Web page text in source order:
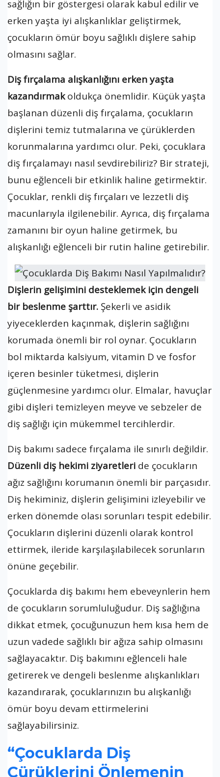
sağlığın bir göstergesi olarak kabul edilir ve
erken yaşta iyi alışkanlıklar geliştirmek,
çocukların ömür boyu sağlıklı dişlere sahip
olmasını sağlar.
Diş fırçalama alışkanlığını erken yaşta
kazandırmakoldukça önemlidir. Küçük yaşta
başlanan düzenli diş fırçalama, çocukların
dişlerini temiz tutmalarına ve çürüklerden
korunmalarına yardımcı olur. Peki, çocuklara
diş fırçalamayı nasıl sevdirebiliriz? Bir strateji,
bunu eğlenceli bir etkinlik haline getirmektir.
Çocuklar, renkli diş fırçaları ve lezzetli diş
macunlarıyla ilgilenebilir. Ayrıca, diş fırçalama
zamanını bir oyun haline getirmek, bu
alışkanlığı eğlenceli bir rutin haline getirebilir.
Dişlerin gelişimini desteklemek için dengeli
bir beslenme şarttır. Şekerli ve asidik
yiyeceklerden kaçınmak, dişlerin sağlığını
korumada önemli bir rol oynar. Çocukların
bol miktarda kalsiyum, vitamin D ve fosfor
içeren besinler tüketmesi, dişlerin
güçlenmesine yardımcı olur. Elmalar, havuçlar
gibi dişleri temizleyen meyve ve sebzeler de
diş sağlığı için mükemmel tercihlerdir.
Diş bakımı sadece fırçalama ile sınırlı değildir.
Düzenli diş hekimi ziyaretleri de çocukların
ağız sağlığını korumanın önemli bir parçasıdır.
Diş hekiminiz, dişlerin gelişimini izleyebilir ve
erken dönemde olası sorunları tespit edebilir.
Çocukların dişlerini düzenli olarak kontrol
ettirmek, ileride karşılaşılabilecek sorunların
önüne geçebilir.
Çocuklarda diş bakımı hem ebeveynlerin hem
de çocukların sorumluluğudur. Diş sağlığına
dikkat etmek, çocuğunuzun hem kısa hem de
uzun vadede sağlıklı bir ağıza sahip olmasını
sağlayacaktır. Diş bakımını eğlenceli hale
getirerek ve dengeli beslenme alışkanlıkları
kazandırarak, çocuklarınızın bu alışkanlığı
ömür boyu devam ettirmelerini
sağlayabilirsiniz.
“Çocuklarda Diş
Çürüklerini Önlemenin